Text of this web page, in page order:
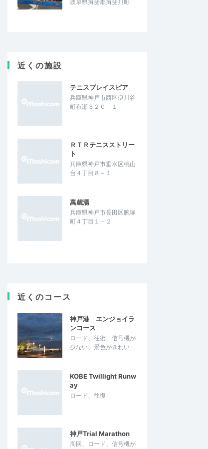
岐阜県揖斐郡揖斐川町
近くの施設
テニスプレイスピア
兵庫県神戸市西区伊川谷
町有瀬３２０－１
ＲＴＲテニスストリー
ト
兵庫県神戸市垂水区桃山
台４丁目８－１
萬歳湯
兵庫県神戸市長田区腕塚
町４丁目１－２
近くのコース
神戸港 エンジョイラ
ンコース
ロード、往復、信号機が
少ない、景色がきれい
KOBE Twillight Runw
ay
ロード、往復
神戸Trial Marathon
周回、ロード、信号機が